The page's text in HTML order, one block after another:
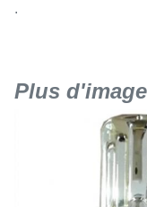
.
Plus